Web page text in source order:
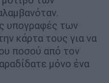
υπογραφές των
κάρτα τους για να
ποσού από τον
μόνο ένα